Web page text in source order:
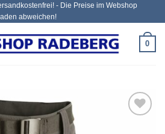
- Die Preise im Webshop
abweichen!
0